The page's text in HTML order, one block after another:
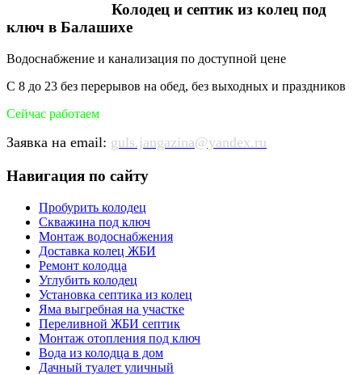
Колодец и септик из колец под
ключ в Балашихе
Водоснабжение и канализация по доступной цене
С 8 до 23 без перерывов на обед, без выходных и праздников
Сейчас работаем
Заявка на email: guls.jangazina@yandex.ru
Навигация по сайту
Пробурить колодец
Скважина под ключ
Монтаж водоснабжения
Доставка колец ЖБИ
Ремонт колодца
Углубить колодец
Установка септика из колец
Яма выгребная на участке
Переливной ЖБИ септик
Монтаж отопления под ключ
Вода из колодца в дом
Дачный туалет уличный